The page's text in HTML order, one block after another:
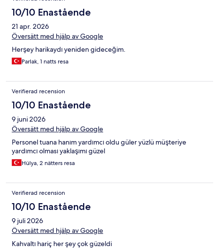
10/10 Enastående
21 apr. 2026
Översätt med hjälp av Google
Herşey harikaydı yeniden gideceğim.
Parlak, 1 natts resa
Verifierad recension
10/10 Enastående
9 juni 2026
Översätt med hjälp av Google
Personel tuana hanım yardımcı oldu güler yüzlü müşteriye
yardımcı olması yaklaşımı güzel
Hülya, 2 nätters resa
Verifierad recension
10/10 Enastående
9 juli 2026
Översätt med hjälp av Google
Kahvaltı hariç her şey çok güzeldi